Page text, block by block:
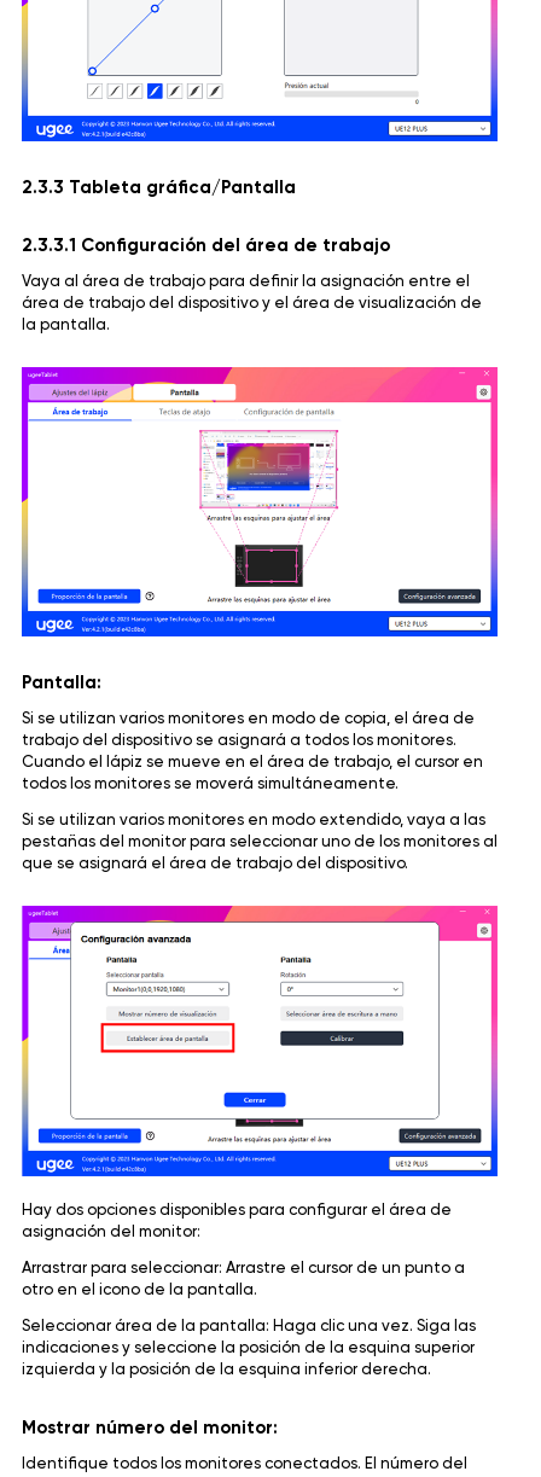
2.3.3 Tableta gráfica/Pantalla
2.3.3.1 Configuración del área de trabajo
Vaya al área de trabajo para definir la asignación entre el
área de trabajo del dispositivo y el área de visualización de
la pantalla.
Pantalla:
Si se utilizan varios monitores en modo de copia, el área de
trabajo del dispositivo se asignará a todos los monitores.
Cuando el lápiz se mueve en el área de trabajo, el cursor en
todos los monitores se moverá simultáneamente.
Si se utilizan varios monitores en modo extendido, vaya a las
pestañas del monitor para seleccionar uno de los monitores al
que se asignará el área de trabajo del dispositivo.
Hay dos opciones disponibles para configurar el área de
asignación del monitor:
Arrastrar para seleccionar: Arrastre el cursor de un punto a
otro en el icono de la pantalla.
Seleccionar área de la pantalla: Haga clic una vez. Siga las
indicaciones y seleccione la posición de la esquina superior
izquierda y la posición de la esquina inferior derecha.
Mostrar número del monitor:
Identifique todos los monitores conectados. El número del